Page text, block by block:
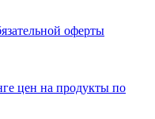
оферты
цен на продукты по